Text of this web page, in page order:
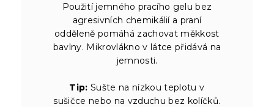
Použití jemného pracího gelu bez
agresivních chemikálií a praní
odděleně pomáhá zachovat měkkost
bavlny. Mikrovlákno v látce přidává na
jemnosti.
Tip: Sušte na nízkou teplotu v
sušičce nebo na vzduchu bez kolíčků.